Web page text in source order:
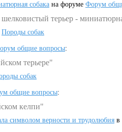
собака на форуме Форум
терьер -
Породы собак
общие вопросы:
терьере"
собак
общие вопросы:
келпи"
символом верности и трудолюбия в